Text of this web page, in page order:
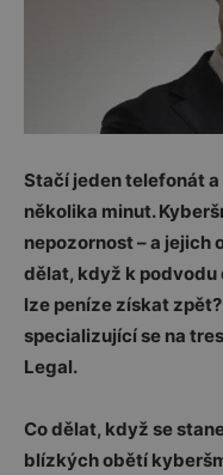
Stačí jeden telefonát
několika minut.
nepozornost – a jejich
dělat, když k podvodu
lze peníze získat
specializující se na
Legal.
Co dělat, když se
blízkých obětí